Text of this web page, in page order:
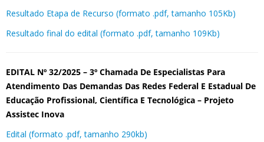
Resultado Etapa de Recurso (formato .pdf, tamanho 105Kb)
Resultado final do edital (formato .pdf, tamanho 109Kb)
EDITAL Nº 32/2025 – 3º Chamada De Especialistas Para
Atendimento Das Demandas Das Redes Federal E Estadual De
Educação Profissional, Científica E Tecnológica – Projeto
Assistec Inova
Edital (formato .pdf, tamanho 290kb)